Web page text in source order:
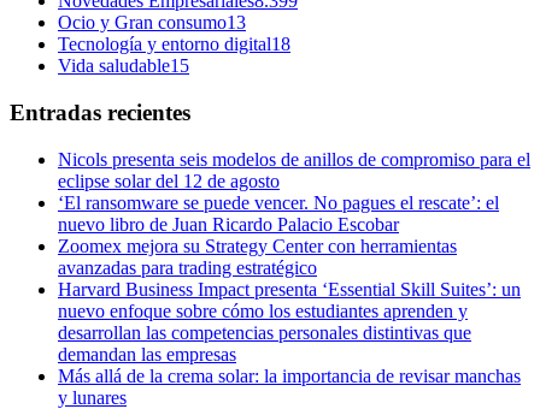
Ocio y Gran consumo13
Tecnología y entorno digital18
Vida saludable15
Entradas recientes
Nicols presenta seis modelos de anillos de compromiso para el
eclipse solar del 12 de agosto
‘El ransomware se puede vencer. No pagues el rescate’: el
nuevo libro de Juan Ricardo Palacio Escobar
Zoomex mejora su Strategy Center con herramientas
avanzadas para trading estratégico
Harvard Business Impact presenta ‘Essential Skill Suites’: un
nuevo enfoque sobre cómo los estudiantes aprenden y
desarrollan las competencias personales distintivas que
demandan las empresas
Más allá de la crema solar: la importancia de revisar manchas
y lunares